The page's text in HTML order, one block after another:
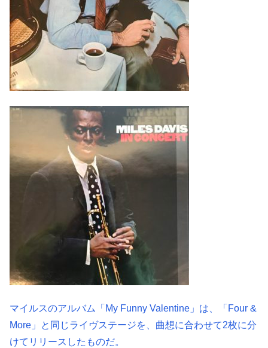
マイルスのアルバム「My Funny Valentine」は、「Four &
More」と同じライヴステージを、曲想に合わせて2枚に分
けてリリースしたものだ。